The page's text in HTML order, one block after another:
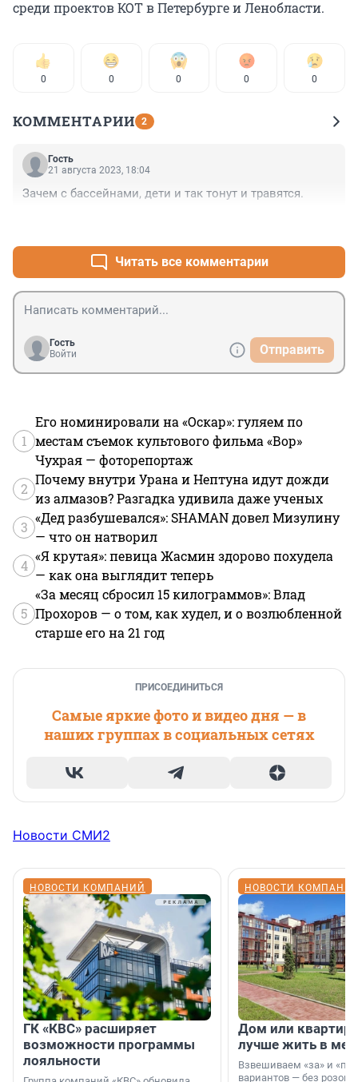
среди проектов КОТ в Петербурге и Ленобласти.
0 0 0 0 0
КОММЕНТАРИИ 2
Гость
21 августа 2023, 18:04
Зачем с бассейнами, дети и так тонут и травятся.
Читать все комментарии
Гость
Войти
Отправить
1
Его номинировали на «Оскар»: гуляем по
местам съемок культового фильма «Вор»
Чухрая — фоторепортаж
2
Почему внутри Урана и Нептуна идут дожди
из алмазов? Разгадка удивила даже ученых
3
«Дед разбушевался»: SHAMAN довел Мизулину
— что он натворил
4
«Я крутая»: певица Жасмин здорово похудела
— как она выглядит теперь
5
«За месяц сбросил 15 килограммов»: Влад
Прохоров — о том, как худел, и о возлюбленной
старше его на 21 год
ПРИСОЕДИНИТЬСЯ
Самые яркие фото и видео дня — в
наших группах в социальных сетях
Новости СМИ2
НОВОСТИ КОМПАНИЙ
ГК «КВС» расширяет
возможности программы
лояльности
НОВОСТИ
Дом или
лучше жить в
Взвешиваем «за» и
вариантов — без